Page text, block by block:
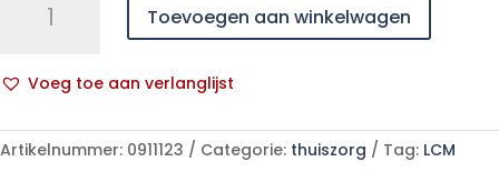
Toevoegen aan winkelwagen
Voeg toe aan verlanglijst
l
t
Artikelnummer: 0911123 Categorie: thuiszorg Tag: LCM